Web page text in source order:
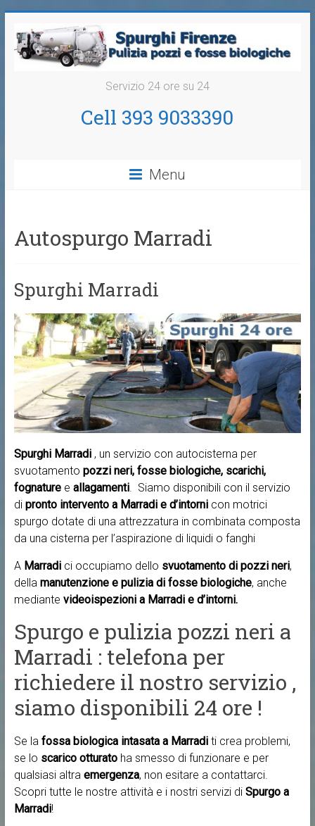
Servizio 24 ore su 24
Cell 393 9033390
Menu
Autospurgo Marradi
Spurghi Marradi
Spurghi Marradi , un servizio con autocisterna per
svuotamento pozzi neri, fosse biologiche, scarichi,
fognature e allagamenti. Siamo disponibili con il servizio
di pronto intervento a Marradi e d’intornicon motrici
spurgo dotate di una attrezzatura in combinata composta
da una cisterna per l’aspirazione di liquidi o fanghi
A Marradi ci occupiamo dello svuotamento di pozzi neri,
della manutenzione e pulizia di fosse biologiche, anche
mediante videoispezioni a Marradi e d’intorni.
Spurgo e pulizia pozzi neri a
Marradi : telefona per
richiedere il nostro servizio ,
siamo disponibili 24 ore !
Se la fossa biologica intasata a Marraditi crea problemi,
se lo scarico otturatoha smesso di funzionare e per
qualsiasi altra emergenza, non esitare a contattarci.
Scopri tutte le nostre attività e i nostri servizi di Spurgo a
Marradi!